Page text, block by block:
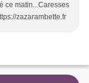
ce matin...Caresses
zazarambette.fr